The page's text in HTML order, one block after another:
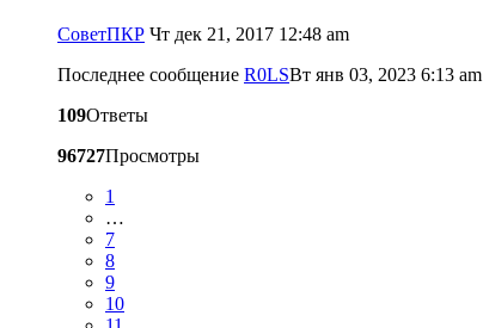
CоветПКР Чт дек 21, 2017 12:48 am
Последнее сообщение R0LSВт янв 03, 2023 6:13 am
109Ответы
96727Просмотры
1
…
7
8
9
10